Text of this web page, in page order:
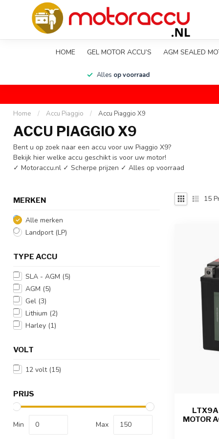
HOME GEL MOTOR ACCU’S AGM SEALED
Alles op voorraad
Home / Accu Piaggio / Accu Piaggio X9
ACCU PIAGGIO X9
Bent u op zoek naar een accu voor uw Piaggio X9?
Bekijk hier welke accu geschikt is voor uw motor!
✓ Motoraccu.nl ✓ Scherpe prijzen ✓ Alles op voorraad
MERKEN
Alle merken
Landport (LP)
TYPE ACCU
SLA - AGM (5)
AGM (5)
Gel (3)
Lithium (2)
Harley (1)
VOLT
12 volt (15)
PRIJS
Min Max
15
MOTOR